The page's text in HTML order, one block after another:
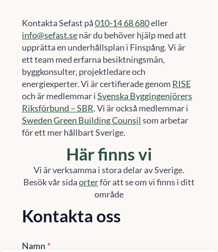
Kontakta Sefast på010-14 68 680eller
info@sefast.senär du behöver hjälp med att
upprätta en underhållsplan i Finspång. Vi är
ett team med erfarna besiktningsmän,
byggkonsulter, projektledare och
energiexperter. Vi är certifierade genom RISE
och är medlemmar iSvenska Byggingenjörers
Riksförbund – SBR. Vi är också medlemmar i
Sweden Green Building Counsil som arbetar
för ett mer hållbart Sverige.
Här finns vi
Vi är verksamma i stora delar av Sverige.
Besök vår sidaorterför att se om vi finns i ditt
område
Kontakta oss
Namn *